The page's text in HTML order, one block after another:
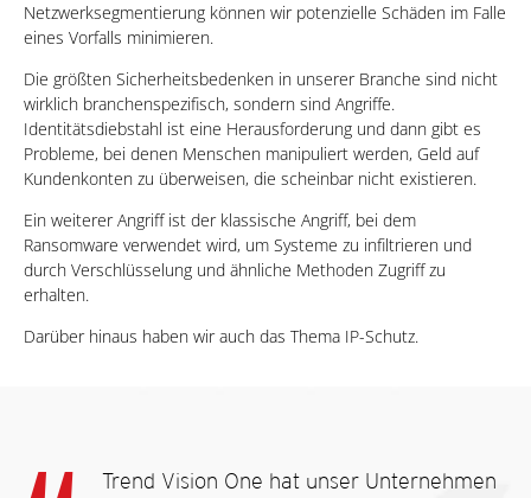
Netzwerksegmentierung können wir potenzielle Schäden im Falle
eines Vorfalls minimieren.
Die größten Sicherheitsbedenken in unserer Branche sind nicht
wirklich branchenspezifisch, sondern sind Angriffe.
Identitätsdiebstahl ist eine Herausforderung und dann gibt es
Probleme, bei denen Menschen manipuliert werden, Geld auf
Kundenkonten zu überweisen, die scheinbar nicht existieren.
Ein weiterer Angriff ist der klassische Angriff, bei dem
Ransomware verwendet wird, um Systeme zu infiltrieren und
durch Verschlüsselung und ähnliche Methoden Zugriff zu
erhalten.
Darüber hinaus haben wir auch das Thema IP-Schutz.
Trend Vision One hat unser Unternehmen